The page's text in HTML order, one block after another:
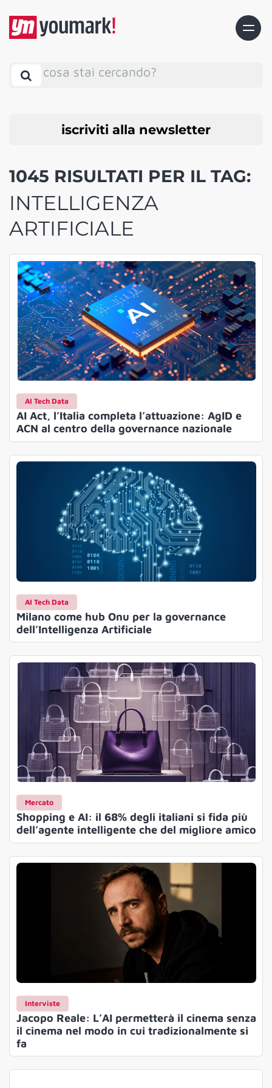
cosa stai cercando?
iscriviti alla newsletter
1045 RISULTATI PER IL TAG:
INTELLIGENZA
ARTIFICIALE
AI Tech Data
AI Act, l’Italia completa l’attuazione: AgID e
ACN al centro della governance nazionale
AI Tech Data
Milano come hub Onu per la governance
dell’Intelligenza Artificiale
Mercato
Shopping e AI: il 68% degli italiani si fida più
dell’agente intelligente che del migliore amico
Interviste
Jacopo Reale: L’AI permetterà il cinema senza
il cinema nel modo in cui tradizionalmente si
fa